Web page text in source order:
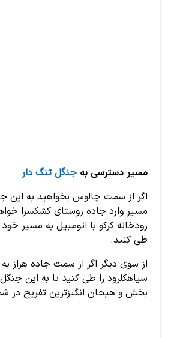
مسیر دسترسی به جنگل تنگ دار
اگر از سمت چالوس بخواهید به این
رودخانه کرکو با اتومبیل به مسیر
طی کنید.
از سوی دیگر اگر از سمت جاده هراز
سیاهکلرود را طی کنید تا به این
بخش و هیجان انگیزترین تفریح در